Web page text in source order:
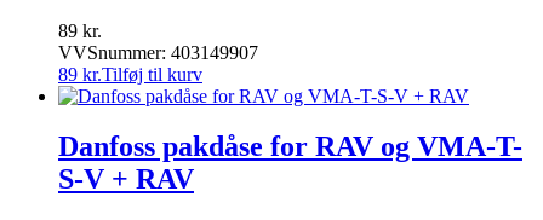
89 kr.
VVSnummer: 403149907
89 kr.Tilføj til kurv
Danfoss pakdåse for RAV og VMA-T-
S-V + RAV